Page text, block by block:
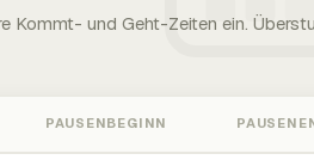
Kommt- und Geht-Zeiten ein.
PAUSENBEGINN